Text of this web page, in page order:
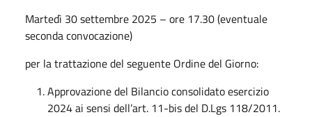
Martedì 30 settembre 2025 – ore 17.30 (eventuale
seconda convocazione)
per la trattazione del seguente Ordine del Giorno:
Approvazione del Bilancio consolidato esercizio
2024 ai sensi dell’art. 11-bis del D.Lgs 118/2011.